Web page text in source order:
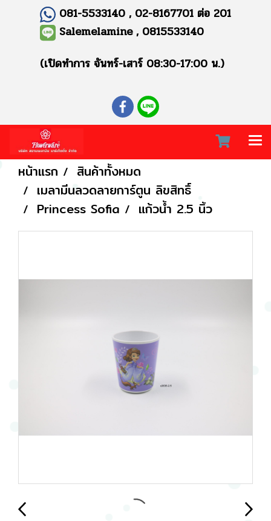
081-5533140 , 02-8167701 ต่อ 201
Salemelamine , 0815533140
(เปิดทำการ จันทร์-เสาร์ 08:30-17:00 น.)
หน้าแรก
สินค้าทั้งหมด
เมลามีนลวดลายการ์ตูน ลิขสิทธิ์
Princess Sofia
แก้วน้ำ 2.5 นิ้ว